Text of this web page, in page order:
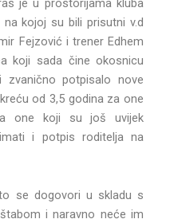
je u prostorijama kluba
kojoj su bili prisutni v.d
Fejzović i trener Edhem
koji sada čine okosnicu
potpisalo nove
od 3,5 godina za one
one koji su još uvijek
i potpis roditelja na
se dogovori u skladu s
i naravno neće im